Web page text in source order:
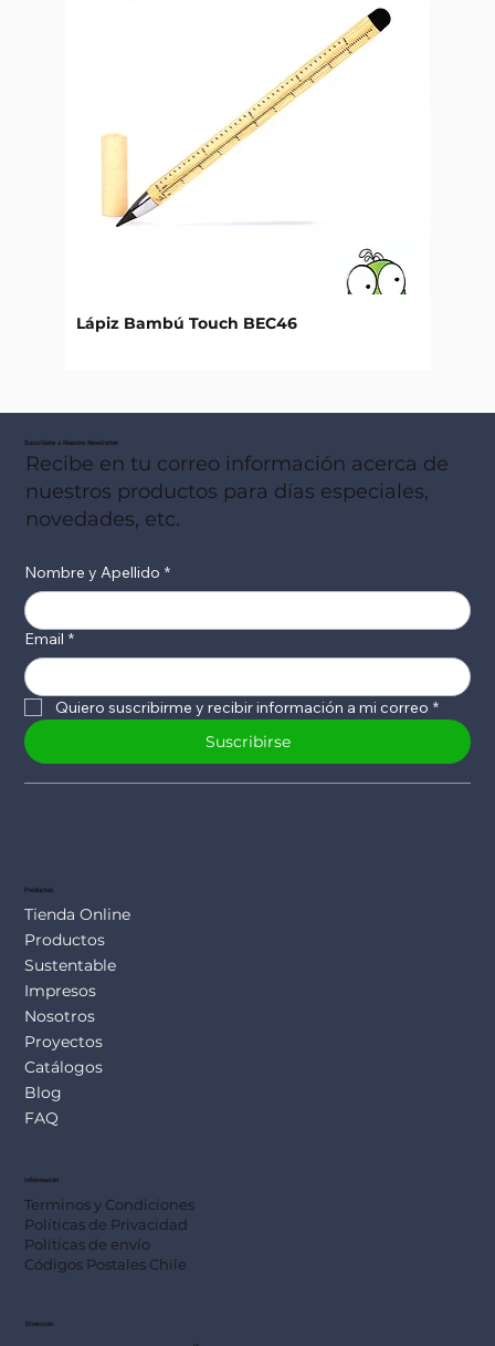
Lápiz Bambú Touch BEC46
Suscribete a Nuestro Newsletter
Recibe en tu correo información acerca de
nuestros productos para días especiales,
novedades, etc.
Nombre y Apellido *
Email *
Quiero suscribirme y recibir información a mi correo *
Suscribirse
Productos
Tienda Online
Productos
Sustentable
Impresos
Nosotros
Proyectos
Catálogos
Blog
FAQ
Información
Terminos y Condiciones
Políticas de Privacidad
Políticas de envío
Códigos Postales Chile
Dirección